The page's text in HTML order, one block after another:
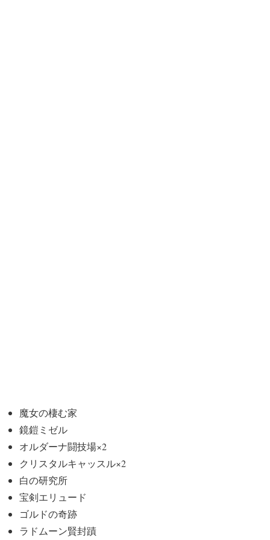
魔女の棲む家
鏡鎧ミゼル
オルダーナ闘技場×2
クリスタルキャッスル×2
白の研究所
宝剣エリュード
ゴルドの奇跡
ラドムーン賢封蹟